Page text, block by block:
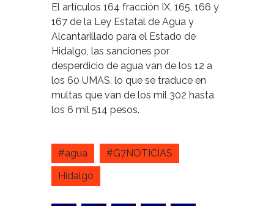
El artículos 164 fracción IX, 165, 166 y
167 de la Ley Estatal de Agua y
Alcantarillado para el Estado de
Hidalgo, las sanciones por
desperdicio de agua van de los 12 a
los 60 UMAS, lo que se traduce en
multas que van de los mil 302 hasta
los 6 mil 514 pesos.
#agua
#G7NOTICIAS
Hidalgo